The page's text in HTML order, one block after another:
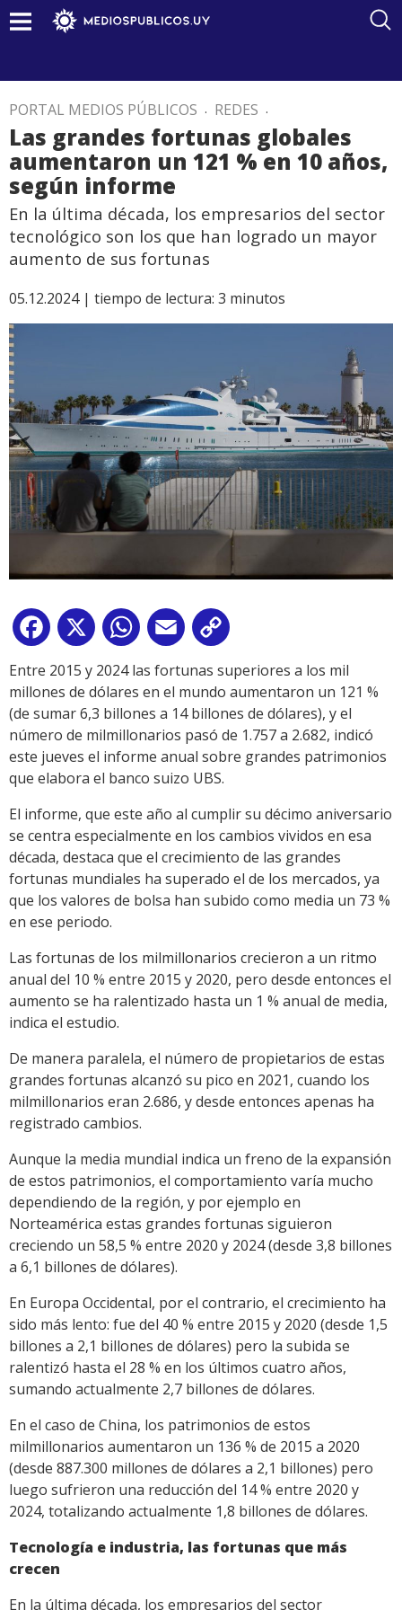
PORTAL MEDIOS PÚBLICOS . REDES .
Las grandes fortunas globales
aumentaron un 121 % en 10 años,
según informe
En la última década, los empresarios del sector
tecnológico son los que han logrado un mayor
aumento de sus fortunas
05.12.2024 | tiempo de lectura: 3 minutos
Facebook
X WhatsApp
Email
Link
Entre 2015 y 2024 las fortunas superiores a los mil
millones de dólares en el mundo aumentaron un 121 %
(de sumar 6,3 billones a 14 billones de dólares), y el
número de milmillonarios pasó de 1.757 a 2.682, indicó
este jueves el informe anual sobre grandes patrimonios
que elabora el banco suizo UBS.
El informe, que este año al cumplir su décimo aniversario
se centra especialmente en los cambios vividos en esa
década, destaca que el crecimiento de las grandes
fortunas mundiales ha superado el de los mercados, ya
que los valores de bolsa han subido como media un 73 %
en ese periodo.
Las fortunas de los milmillonarios crecieron a un ritmo
anual del 10 % entre 2015 y 2020, pero desde entonces el
aumento se ha ralentizado hasta un 1 % anual de media,
indica el estudio.
De manera paralela, el número de propietarios de estas
grandes fortunas alcanzó su pico en 2021, cuando los
milmillonarios eran 2.686, y desde entonces apenas ha
registrado cambios.
Aunque la media mundial indica un freno de la expansión
de estos patrimonios, el comportamiento varía mucho
dependiendo de la región, y por ejemplo en
Norteamérica estas grandes fortunas siguieron
creciendo un 58,5 % entre 2020 y 2024 (desde 3,8 billones
a 6,1 billones de dólares).
En Europa Occidental, por el contrario, el crecimiento ha
sido más lento: fue del 40 % entre 2015 y 2020 (desde 1,5
billones a 2,1 billones de dólares) pero la subida se
ralentizó hasta el 28 % en los últimos cuatro años,
sumando actualmente 2,7 billones de dólares.
En el caso de China, los patrimonios de estos
milmillonarios aumentaron un 136 % de 2015 a 2020
(desde 887.300 millones de dólares a 2,1 billones) pero
luego sufrieron una reducción del 14 % entre 2020 y
2024, totalizando actualmente 1,8 billones de dólares.
Tecnología e industria, las fortunas que más
crecen
En la última década, los empresarios del sector